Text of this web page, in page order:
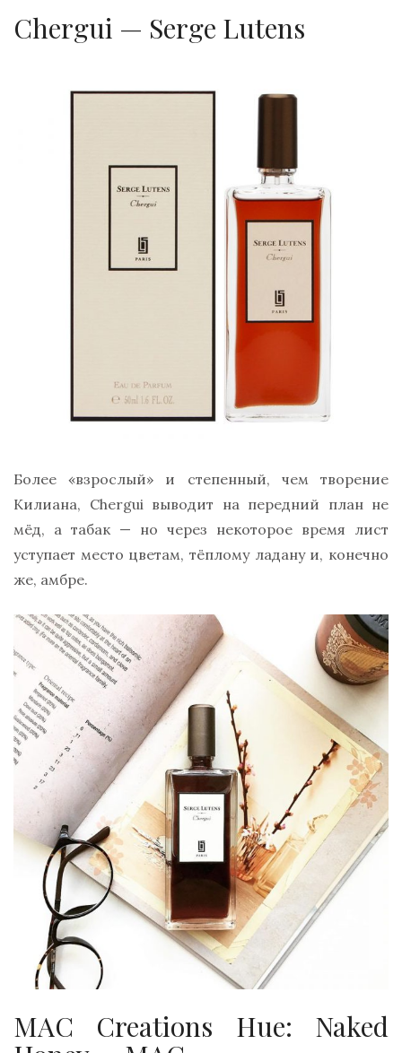
Chergui — Serge Lutens
Более «взрослый» и степенный, чем творение
Килиана, Chergui выводит на передний план не
мёд, а табак — но через некоторое время лист
уступает место цветам, тёплому ладану и, конечно
же, амбре.
MAC Creations Hue: Naked